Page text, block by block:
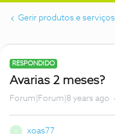
Gerir produtos e serviços
RESPONDIDO
Avarias 2 meses?
Forum|Forum|8 years ago
X xoas77